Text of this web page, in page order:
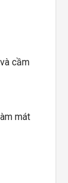
cầm
mát